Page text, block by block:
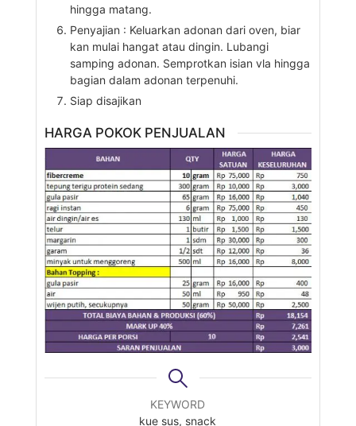
hingga matang.
Penyajian : Keluarkan adonan dari oven, biar
kan mulai hangat atau dingin. Lubangi
samping adonan. Semprotkan isian vla hingga
bagian dalam adonan terpenuhi.
Siap disajikan
HARGA POKOK PENJUALAN
KEYWORD
kue sus, snack